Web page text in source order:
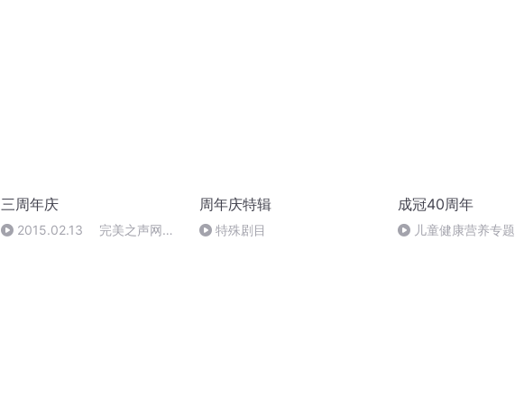
三周年庆
2015.02.13 完美之声网络
周年庆特辑
特殊剧目
成冠40周年
儿童健康营养专题